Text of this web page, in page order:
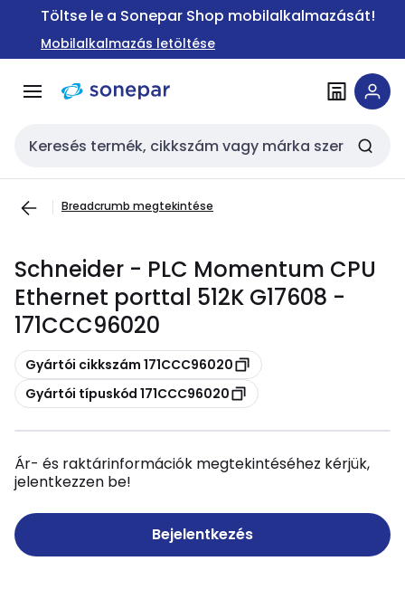
Ugrás a
Ugrás a
tartalomra
Töltse le a Sonepar Shop mobilalkalmazását!
Mobilalkalmazás letöltése
Keresési bemenet
Breadcrumb megtekintése
Schneider - PLC Momentum CPU
Ethernet porttal 512K G17608 -
171CCC96020
Másolás
Gyártói cikkszám 171CCC96020
Másolás
Gyártói típuskód 171CCC96020
Ár- és raktárinformációk megtekintéséhez kérjük,
jelentkezzen be!
Bejelentkezés